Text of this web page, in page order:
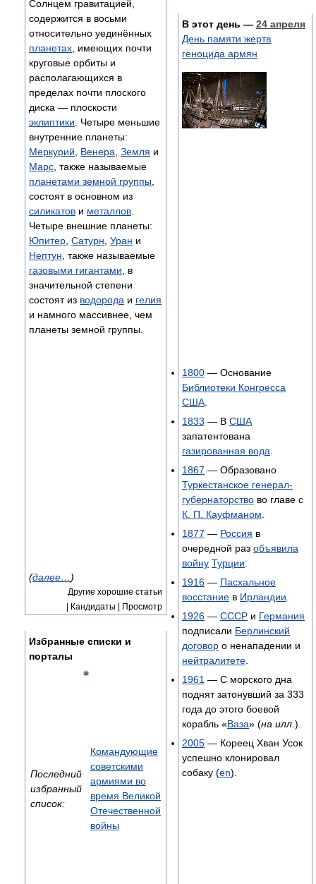
Солнцем гравитацией,
содержится в восьми
относительно уединённых
планетах , имеющих почти
круговые орбиты и
располагающихся в
пределах почти плоского
диска — плоскости
эклиптики . Четыре меньшие
внутренние планеты:
Меркурий
Венера Земля и
Марс , также называемые
планетами земной группы
состоят в основном из
силикатов и металлов
Четыре внешние планеты:
Юпитер Сатурн Уран и
Нептун , также называемые
газовыми гигантами , в
значительной степени
состоят из водорода и гелия
и намного массивнее, чем
планеты земной группы.
(далее…)
Другие хорошие статьи
| Кандидаты | Просмотр
Избранные списки и
порталы
Последний
избранный
список:
Командующие
советскими
армиями во
время Великой
Отечественной
войны
В этот день — 24 апреля
День памяти жертв
геноцида армян
1800 — Основание
Библиотеки Конгресса
США
1833 — В США
запатентована
газированная вода
1867 — Образовано
Туркестанское генерал-
губернаторство во главе с
К. П. Кауфманом
1877 — Россия в
очередной раз объявила
войну Турции
1916 — Пасхальное
восстание в Ирландии
1926 — СССР и Германия
подписали Берлинский
договор о ненападении и
нейтралитете
1961 — С морского дна
поднят затонувший за 333
года до этого боевой
корабль «Ваза» (на илл. ).
2005 — Кореец Хван Усок
успешно клонировал
собаку (en).